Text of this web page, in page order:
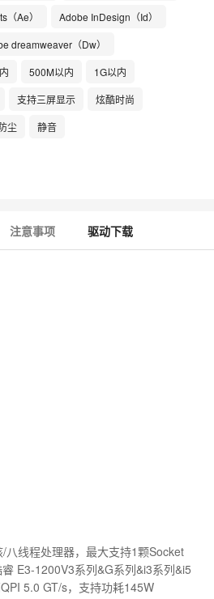
（Ae）
Adobe InDesign（Id）
dreamweaver（Dw）
500M以内
1G以内
支持三屏显示
炫酷时尚
尘 静音
注意事项 驱动下载
线程处理器，最大支持1颗Socket
E3-1200V3系列&G系列&i3系列&i5
5.0 GT/s，支持功耗145W